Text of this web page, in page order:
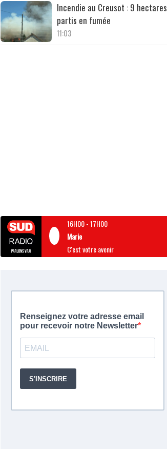
Incendie au Creusot : 9 hectares
partis en fumée
11:03
16H00-17H00
Marie
C'est votre avenir